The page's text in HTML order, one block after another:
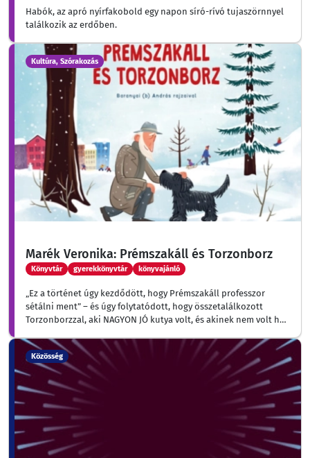
Habók, az apró nyírfakobold egy napon síró-rívó tujaszörnnyel
találkozik az erdőben.
Kultúra, Szórakozás
Marék Veronika: Prémszakáll és Torzonborz
Könyvtár gyerekkönyvtár könyvajánló
„Ez a történet úgy kezdődött, hogy Prémszakáll professzor
sétálni ment” – és úgy folytatódott, hogy összetalálkozott
Torzonborzzal, aki NAGYON JÓ kutya volt, és akinek nem volt hol
Közösség